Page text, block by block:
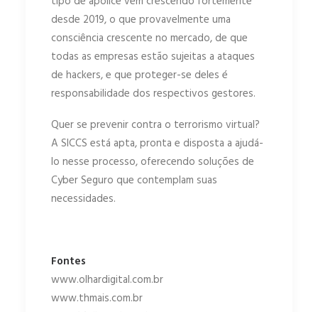
desde 2019, o que provavelmente uma
consciência crescente no mercado, de que
todas as empresas estão sujeitas a ataques
de hackers, e que proteger-se deles é
responsabilidade dos respectivos gestores.
Quer se prevenir contra o terrorismo virtual?
A SICCS está apta, pronta e disposta a ajudá-
lo nesse processo, oferecendo soluções de
Cyber Seguro que contemplam suas
necessidades.
Fontes
www.olhardigital.com.br
www.thmais.com.br